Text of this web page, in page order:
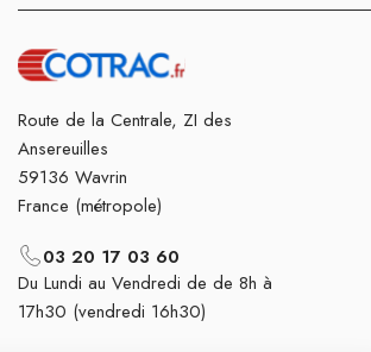
Route de la Centrale, ZI des
Ansereuilles
59136 Wavrin
France (métropole)
03 20 17 03 60
Du Lundi au Vendredi de de 8h à
17h30 (vendredi 16h30)